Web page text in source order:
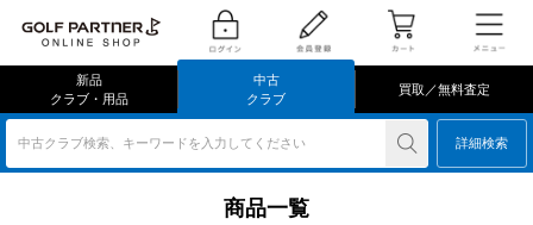
新品
クラブ・用品
中古
クラブ
買取／無料査定
中古クラブ検索、キーワードを入力してください 詳細検索
商品一覧